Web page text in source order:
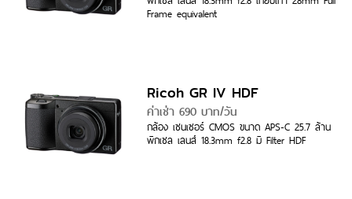
Frame equivalent
Ricoh GR IV HDF
ค่าเช่า 690 บาท/วัน
กล้อง เซนเซอร์ CMOS ขนาด APS-C 25.7 ล้าน
พิกเซล เลนส์ 18.3mm f2.8 มี Filter HDF